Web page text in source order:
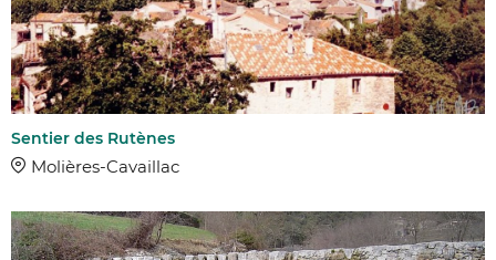
Sentier des Rutènes
Molières-Cavaillac